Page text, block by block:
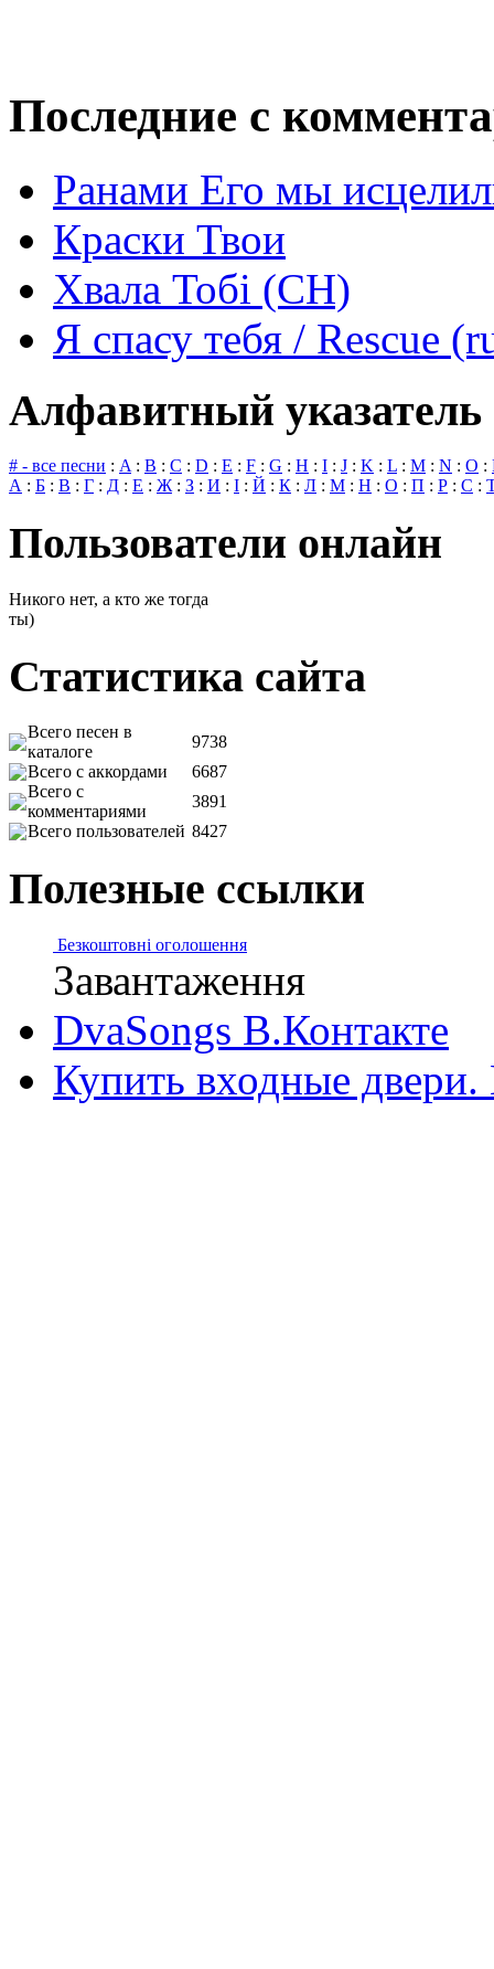
Последние с
Ранами Его мы
Краски Твои
Хвала Тобі (СН)
Я спасу тебя / Rescue
Алфавитный указатель
# - все песни : A : B : C : D : E : F : G : H : I : J : K : L : M : N : O :
А : Б : В : Г : Д : Е : Ж : З : И : І : Й : К : Л : М : Н : О : П : Р : С :
Пользователи онлайн
Никого нет, а кто же тогда
ты)
Статистика сайта
Всего песен в
каталоге
9738
Всего с аккордами
6687
Всего с
комментариями
3891
Всего пользователей 8427
Полезные ссылки
Безкоштовні оголошення
Завантаження
DvaSongs В.Контакте
Купить входные двери.